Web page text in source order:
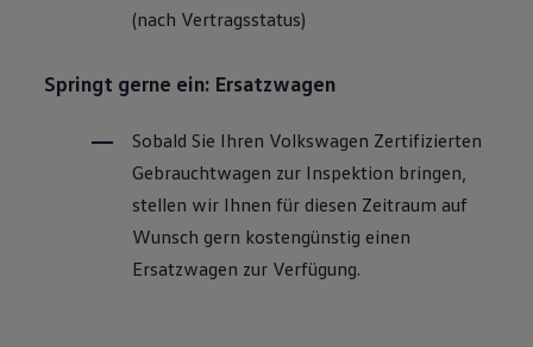
(nach Vertragsstatus)
Springt gerne ein: Ersatzwagen
Sobald Sie Ihren Volkswagen Zertifizierten
Gebrauchtwagen zur Inspektion bringen,
stellen wir Ihnen für diesen Zeitraum auf
Wunsch gern kostengünstig einen
Ersatzwagen zur Verfügung.